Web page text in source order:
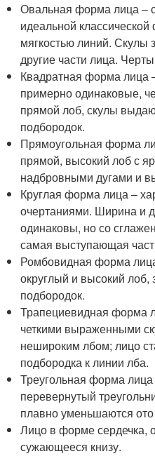
Овальная форма лица –
идеальной
мягкостью линий. Скулы
другие части лица.
Квадратная форма лица
примерно одинаковые,
прямой лоб, скулы
подбородок.
Прямоугольная форма
прямой, высокий лоб с
надбровными дугами и
Круглая форма лица –
очертаниями. Ширина и
одинаковы, но со
самая выступающая
Ромбовидная форма
округлый и высокий
подбородок.
Трапециевидная форма
четкими выраженными
нешироким лбом; лицо
подбородка к линии лба.
Треугольная форма
перевернутый
плавно уменьшаются
Лицо в форме сердечка,
сужающееся книзу.